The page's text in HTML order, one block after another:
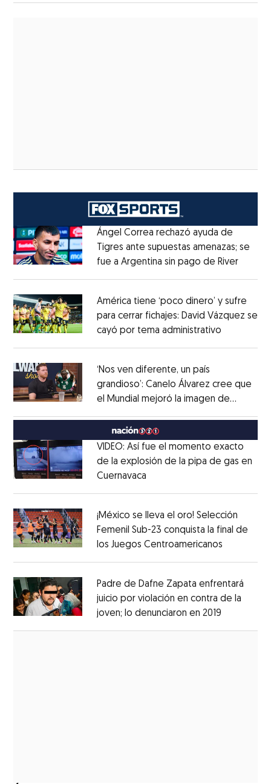
Ángel Correa rechazó ayuda de
Tigres ante supuestas amenazas; se
fue a Argentina sin pago de RiverOpens
América tiene ‘poco dinero’ y sufre
para cerrar fichajes: David Vázquez se
cayó por tema administrativo
‘Nos ven diferente, un país
grandioso’: Canelo Álvarez cree que
el Mundial mejoró la imagen de
MéxicoOpens in new window
VIDEO: Así fue el momento exacto
de la explosión de la pipa de gas en
Cuernavaca
¡México se lleva el oro! Selección
Femenil Sub-23 conquista la final de
los Juegos Centroamericanos
Padre de Dafne Zapata enfrentará
juicio por violación en contra de la
joven; lo denunciaron en 2019